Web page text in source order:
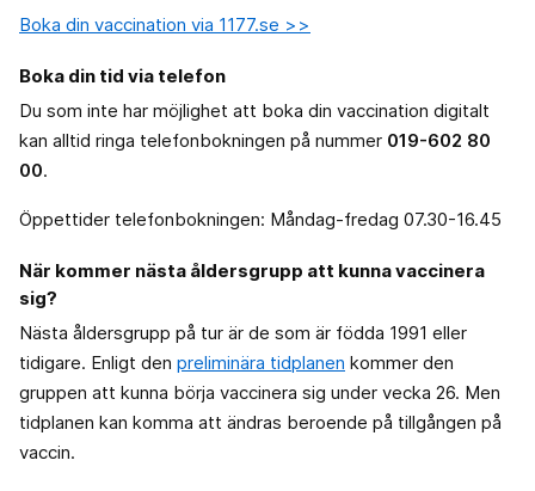
Boka din vaccination via 1177.se >>
Boka din tid via telefon
Du som inte har möjlighet att boka din vaccination digitalt
kan alltid ringa telefonbokningen på nummer 019-602 80
00.
Öppettider telefonbokningen: Måndag-fredag 07.30-16.45
När kommer nästa åldersgrupp att kunna vaccinera
sig?
Nästa åldersgrupp på tur är de som är födda 1991 eller
tidigare. Enligt den preliminära tidplanen kommer den
gruppen att kunna börja vaccinera sig under vecka 26. Men
tidplanen kan komma att ändras beroende på tillgången på
vaccin.